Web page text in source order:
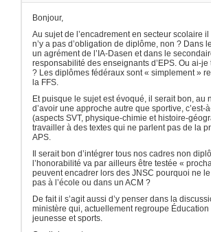
Bonjour,
Au sujet de l’encadrement en secteur scolaire il
n’y a pas d’obligation de diplôme, non ? Dans
un agrément de l’IA-Dasen et dans le
responsabilité des enseignants d’EPS. Ou ai-je
? Les diplômes fédéraux sont « simplement »
la FFS.
Et puisque le sujet est évoqué, il serait bon, au
d’avoir une approche autre que sportive, c’est-
(aspects SVT, physique-chimie et histoire-
travailler à des textes qui ne parlent pas de la
APS.
Il serait bon d’intégrer tous nos cadres non
l’honorabilité va par ailleurs être testée «
peuvent encadrer lors des JNSC pourquoi ne
pas à l’école ou dans un ACM ?
De fait il s’agit aussi d’y penser dans la
ministère qui, actuellement regroupe
jeunesse et sports.